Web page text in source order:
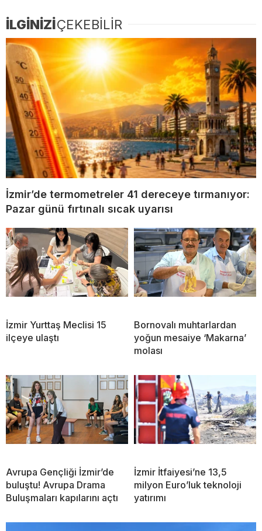
İLGİNİZİÇEKEBİLİR
İzmir’de termometreler 41 dereceye tırmanıyor:
Pazar günü fırtınalı sıcak uyarısı
İzmir Yurttaş Meclisi 15
ilçeye ulaştı
Bornovalı muhtarlardan
yoğun mesaiye ‘Makarna’
molası
Avrupa Gençliği İzmir’de
buluştu! Avrupa Drama
Buluşmaları kapılarını açtı
İzmir İtfaiyesi’ne 13,5
milyon Euro’luk teknoloji
yatırımı